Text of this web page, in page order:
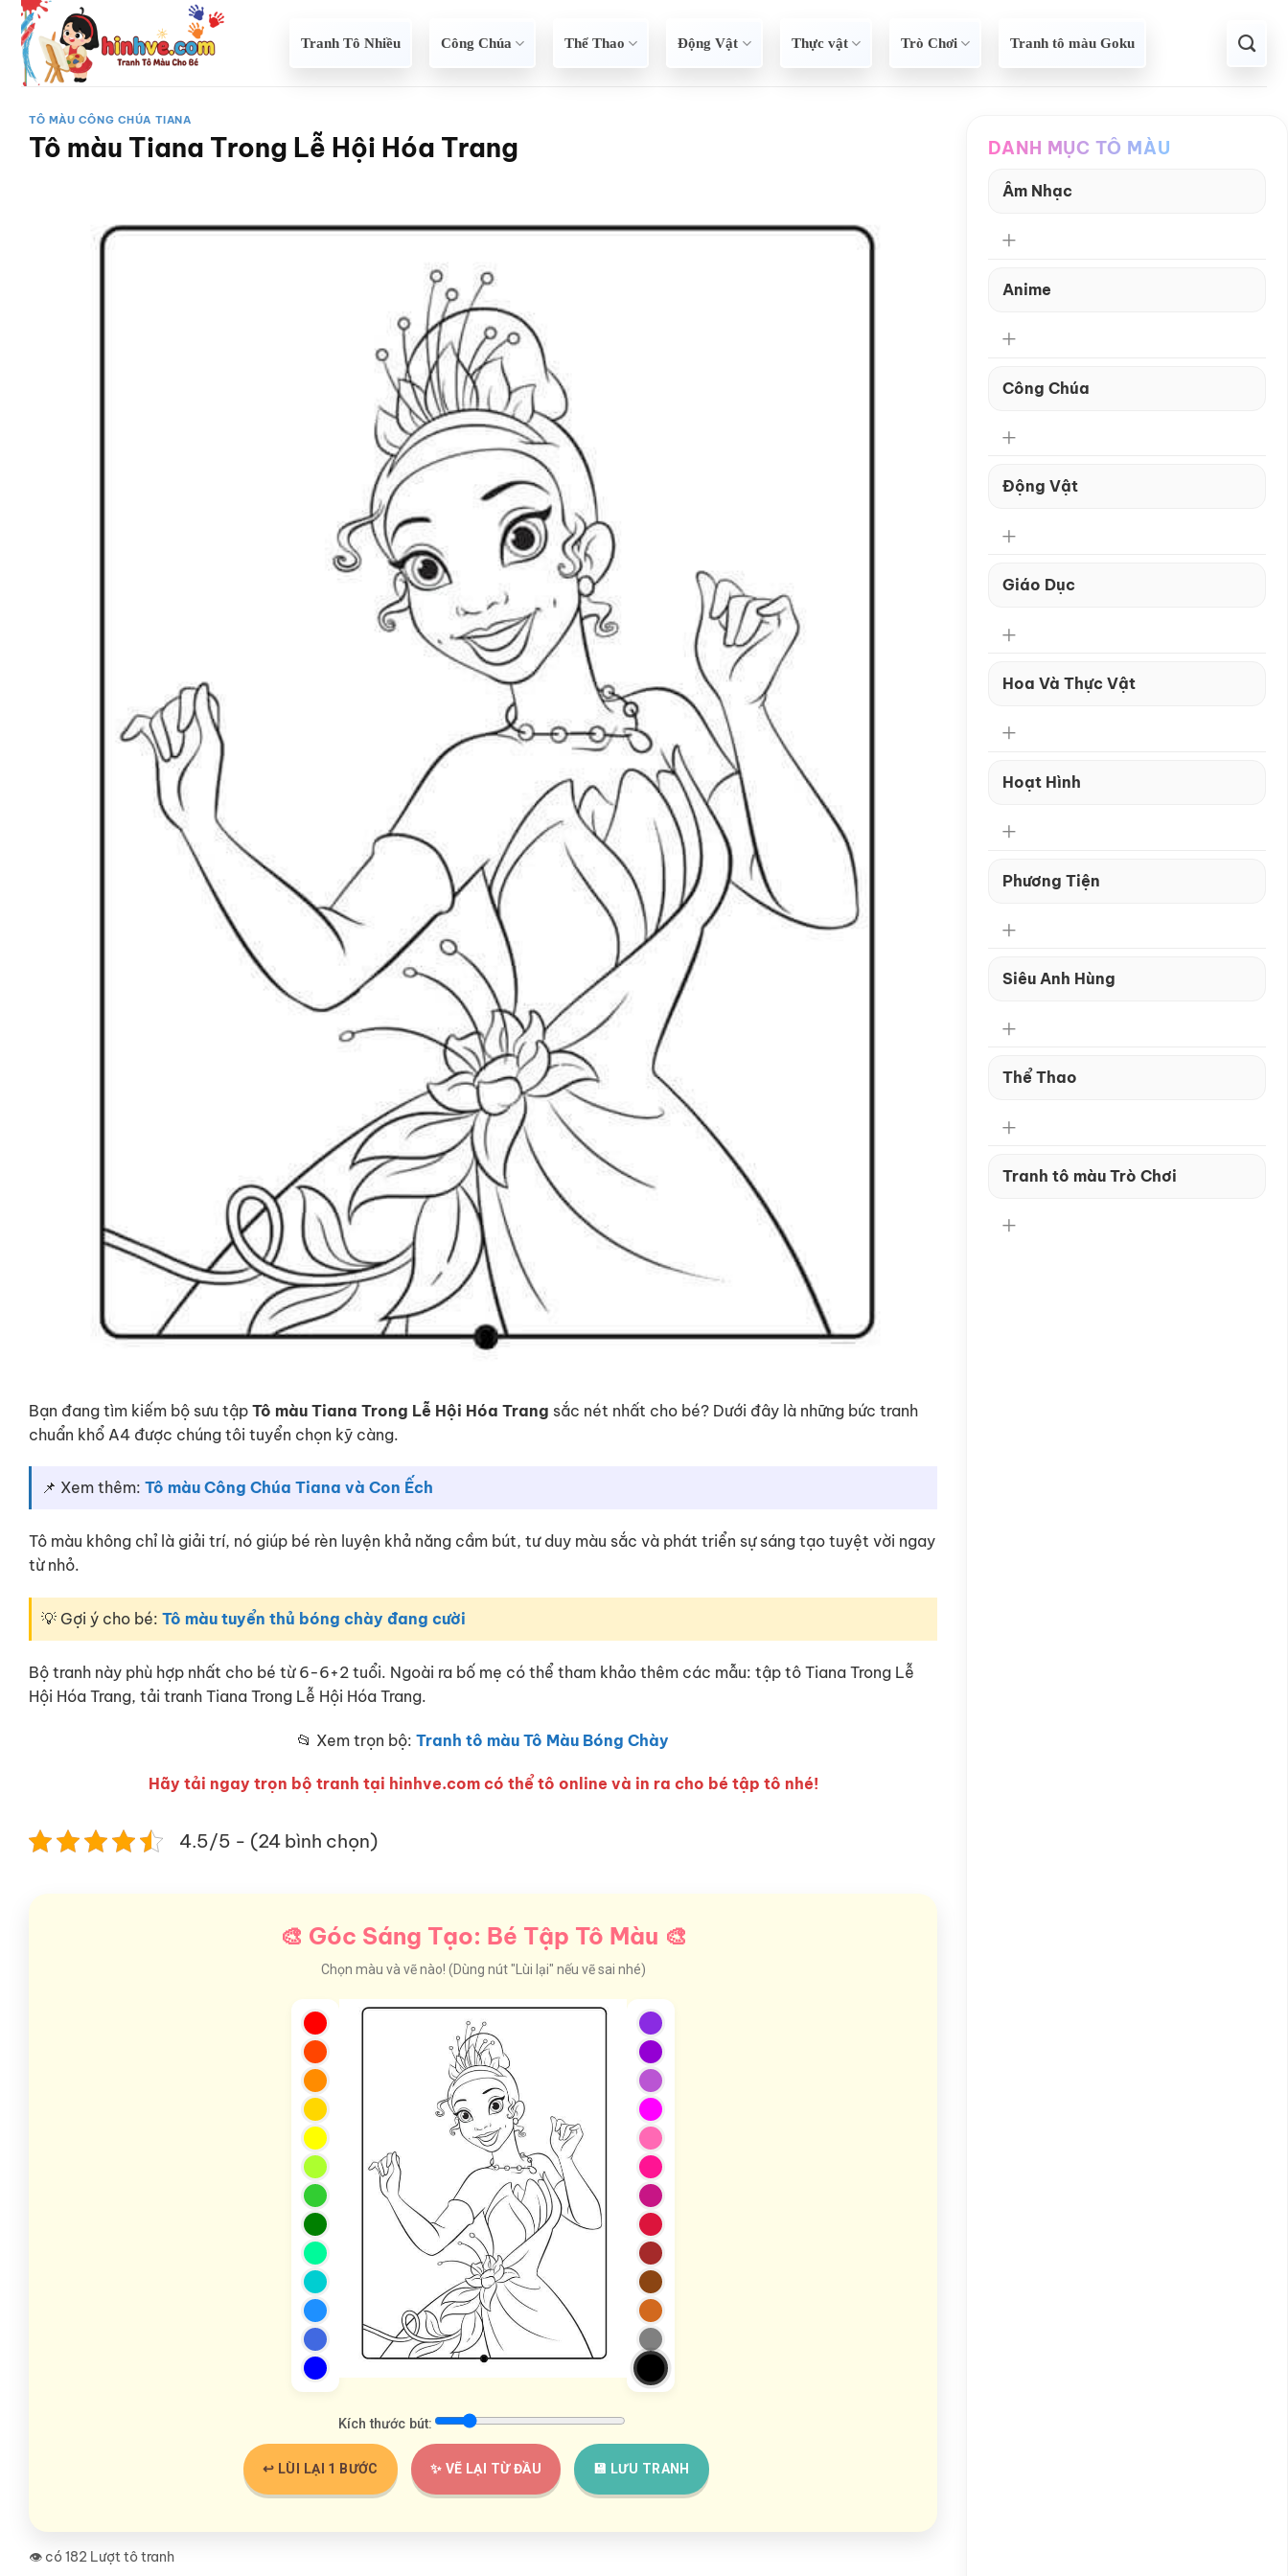
qua
dung
Tranh Tô Nhiều Công Chúa Thể Thao Động Vật Thực vật Trò Chơi Tranh tô màu Goku
TÔ MÀU CÔNG CHÚA TIANA
Tô màu Tiana Trong Lễ Hội Hóa Trang
Bạn đang tìm kiếm bộ sưu tập Tô màu Tiana Trong Lễ Hội Hóa Trang sắc nét nhất cho bé? Dưới đây là những bức tranh
chuẩn khổ A4 được chúng tôi tuyển chọn kỹ càng.
📌 Xem thêm: Tô màu Công Chúa Tiana và Con Ếch
Tô màu không chỉ là giải trí, nó giúp bé rèn luyện khả năng cầm bút, tư duy màu sắc và phát triển sự sáng tạo tuyệt vời ngay
từ nhỏ.
💡 Gợi ý cho bé: Tô màu tuyển thủ bóng chày đang cười
Bộ tranh này phù hợp nhất cho bé từ 6-6+2 tuổi. Ngoài ra bố mẹ có thể tham khảo thêm các mẫu: tập tô Tiana Trong Lễ
Hội Hóa Trang, tải tranh Tiana Trong Lễ Hội Hóa Trang.
📂 Xem trọn bộ: Tranh tô màu Tô Màu Bóng Chày
Hãy tải ngay trọn bộ tranh tại hinhve.com có thể tô online và in ra cho bé tập tô nhé!
4.5/5 - (24 bình chọn)
🎨 Góc Sáng Tạo: Bé Tập Tô Màu 🎨
Chọn màu và vẽ nào! (Dùng nút "Lùi lại" nếu vẽ sai nhé)
Kích thước bút:
↩️ LÙI LẠI 1 BƯỚC ✨ VẼ LẠI TỪ ĐẦU 💾 LƯU TRANH
👁️ có 182 Lượt tô tranh
DANH MỤC TÔ MÀU
Âm Nhạc
Anime
Công Chúa
Động Vật
Giáo Dục
Hoa Và Thực Vật
Hoạt Hình
Phương Tiện
Siêu Anh Hùng
Thể Thao
Tranh tô màu Trò Chơi